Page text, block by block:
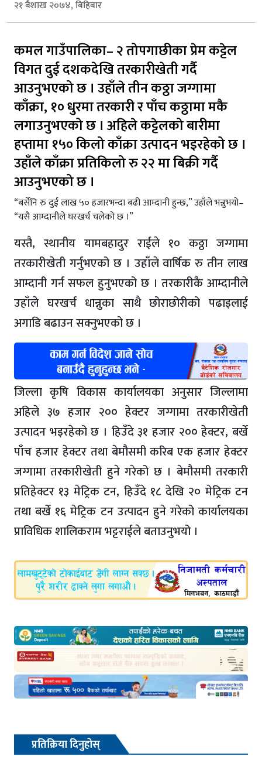
२१ बैशाख २०७४, बिहिबार
कमल गाउँपालिका– २ तोपगाछीका प्रेम कट्टेल
विगत दुई दशकदेखि तरकारीखेती गर्दै
आउनुभएको छ । उहाँले तीन कठ्ठा जग्गामा
काँक्रा, १० धुरमा तरकारी र पाँच कठ्ठामा मकै
लगाउनुभएको छ । अहिले कट्टेलको बारीमा
हप्तामा १५० किलो काँक्रा उत्पादन भइरहेको छ ।
उहाँले काँक्रा प्रतिकिलो रु २२ मा बिक्री गर्दै
आउनुभएको छ ।
“बर्सेनि रु दुई लाख ५० हजारभन्दा बढी आम्दानी हुन्छ,” उहाँले भन्नुभयो–
“यसै आम्दानीले घरखर्च चलेको छ ।”
यस्तै, स्थानीय यामबहादुर राईले १० कठ्ठा जग्गामा
तरकारीखेती गर्नुभएको छ । उहाँले वार्षिक रु तीन लाख
आम्दानी गर्न सफल हुनुभएको छ । तरकारीकै आम्दानीले
उहाँले घरखर्च धान्नुका साथै छोराछोरीको पढाइलाई
अगाडि बढाउन सक्नुभएको छ ।
जिल्ला कृषि विकास कार्यालयका अनुसार जिल्लामा
अहिले ३७ हजार २०० हेक्टर जग्गामा तरकारीखेती
उत्पादन भइरहेको छ । हिउँदे ३१ हजार २०० हेक्टर, बर्खे
पाँच हजार हेक्टर तथा बेमौसमी करिब एक हजार हेक्टर
जग्गामा तरकारीखेती हुने गरेको छ । बेमौसमी तरकारी
प्रतिहेक्टर १३ मेट्रिक टन, हिउँदे १८ देखि २० मेट्रिक टन
तथा बर्खे १६ मेट्रिक टन उत्पादन हुने गरेको कार्यालयका
प्राविधिक शालिकराम भट्टराईले बताउनुभयो ।
प्रतिक्रिया दिनुहोस्